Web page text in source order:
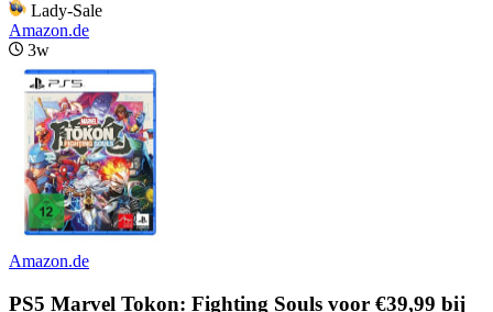
Lady-Sale
Amazon.de
3w
Amazon.de
PS5 Marvel Tokon: Fighting Souls voor €39,99 bij